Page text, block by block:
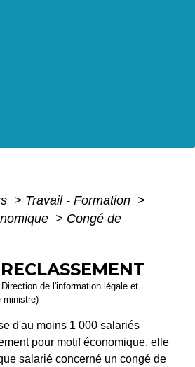
> Travail - Formation >
> Congé de
de l'information légale et
ministre)
d'au moins 1 000 salariés
pour motif économique, elle
salarié concerné un congé de